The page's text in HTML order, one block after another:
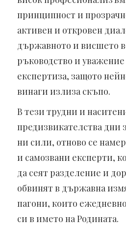
принципност и
активен и откровен
държавното и висшето
ръководство и
експертиза, защото
винаги излиза скъпо.
В тези трудни и
предизвикателства
ни сили, отново се
и самозвани експерти,
да сеят разделение и
обвинят в държавна
пагони, които
си в името на Родината.